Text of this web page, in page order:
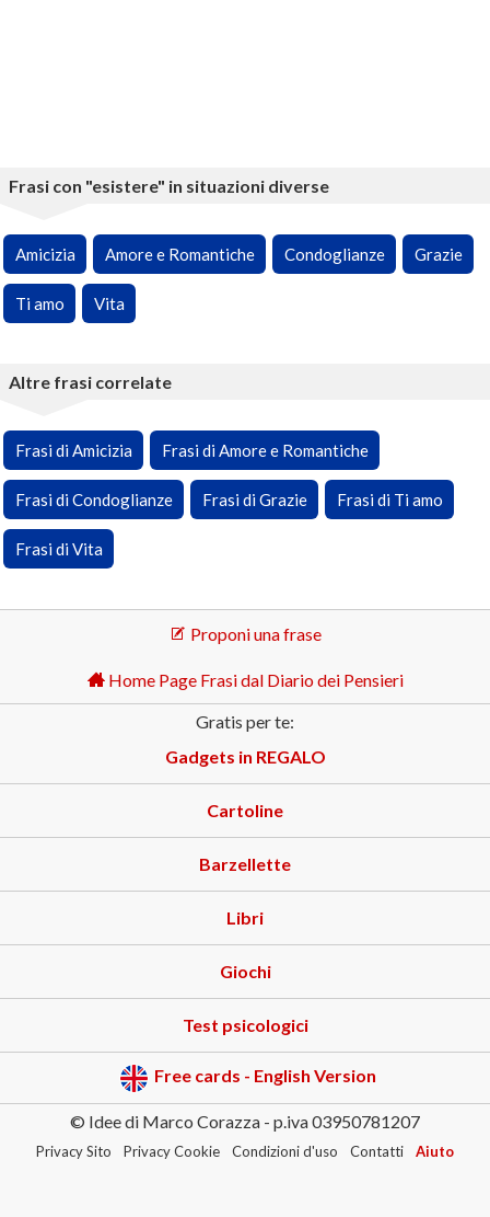
Frasi con "esistere" in situazioni diverse
Amicizia Amore e Romantiche Condoglianze Grazie
Ti amo Vita
Altre frasi correlate
Frasi di Amicizia Frasi di Amore e Romantiche
Frasi di Condoglianze Frasi di Grazie Frasi di Ti amo
Frasi di Vita
Proponi una frase
Home Page Frasi dal Diario dei Pensieri
Gratis per te:
Gadgets in REGALO
Cartoline
Barzellette
Libri
Giochi
Test psicologici
Free cards - English Version
© Idee di Marco Corazza - p.iva 03950781207
Privacy Sito Privacy Cookie Condizioni d'uso Contatti Aiuto